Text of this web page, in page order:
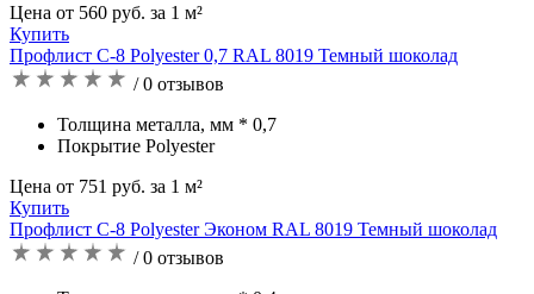
Цена от 560 руб. за 1 м²
Купить
Профлист С-8 Polyester 0,7 RAL 8019 Темный шоколад
/ 0 отзывов
Толщина металла, мм * 0,7
Покрытие Polyester
Цена от 751 руб. за 1 м²
Купить
Профлист С-8 Polyester Эконом RAL 8019 Темный шоколад
/ 0 отзывов